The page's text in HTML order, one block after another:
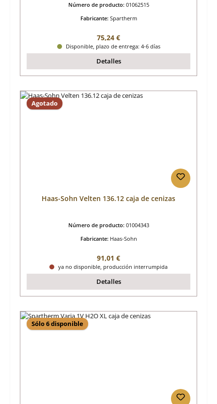
Número de producto: 01062515
Fabricante: Spartherm
Precio normal:
75,24 €
Disponible, plazo de entrega: 4-6 días
Detalles
Agotado
Haas-Sohn Velten 136.12 caja de cenizas
Número de producto: 01004343
Fabricante: Haas-Sohn
Precio normal:
91,01 €
ya no disponible, producción interrumpida
Detalles
Sólo 6 disponible